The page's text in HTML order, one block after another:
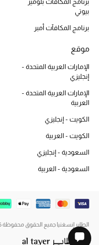
بيوتي
برنامج المكافآت أمبر
موقع
الإمارات العربية المتحدة -
إنجليزي
الإمارات العربية المتحدة -
العربية
الكويت - إنجليزي
الكويت - العربية
السعودية - إنجليزي
السعودية - العربية
الطاير إنسغنيا جميع الحقوق محفوظة 2026